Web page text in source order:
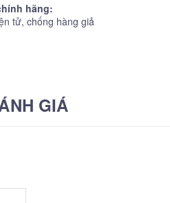
hãng:
tử, chống hàng giả
GIÁ